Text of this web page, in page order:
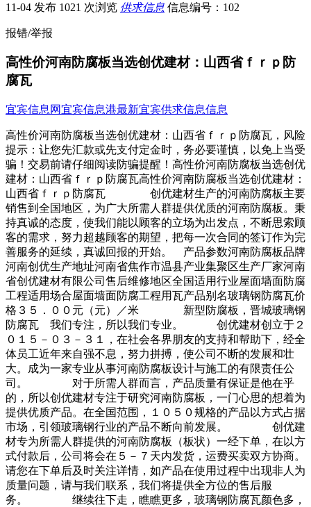
11-04 发布 1021 次浏览 供求信息 信息编号：102
报错/举报
高性价河南防腐板当选创优建材：山西省ｆｒｐ防
腐瓦
宜宾信息网宜宾信息港最新宜宾供求信息信息
高性价河南防腐板当选创优建材：山西省ｆｒｐ防腐瓦，风险
提示：让您先汇款或先支付定金时，务必要谨慎，以免上当受
骗！交易前请仔细阅读防骗提醒！高性价河南防腐板当选创优
建材：山西省ｆｒｐ防腐瓦高性价河南防腐板当选创优建材：
山西省ｆｒｐ防腐瓦 创优建材生产的河南防腐板主要
销售到全国地区，为广大所需人群提供优质的河南防腐板。秉
持真诚的态度，使我们能以顾客的立场为出发点，不断思索顾
客的需求，努力超越顾客的期望，把每一次合同的签订作为完
善服务的延续，真诚回报的开始。 产品参数河南防腐板品牌
河南创优生产地址河南省焦作市温县产业集聚区生产厂家河南
省创优建材有限公司售后维修地区全国适用行业屋面墙面防腐
工程适用场合屋面墙面防腐工程用瓦产品别名玻璃钢防腐瓦价
格３５．００元（元）／米 新型防腐板，晋城玻璃钢
防腐瓦 我们专注，所以我们专业。 创优建材创立于２
０１５－０３－３１，在社会各界朋友的支持和帮助下，经全
体员工近年来自强不息，努力拼搏，使公司不断的发展和壮
大。成为一家专业从事河南防腐板设计与施工的有限责任公
司。 对于所需人群而言，产品质量有保证是他在乎
的，所以创优建材专注于研究河南防腐板，一门心思的想着为
提供优质产品。在全国范围，１０５０规格的产品以方式占据
市场，引领玻璃钢行业的产品不断向前发展。 创优建
材专为所需人群提供的河南防腐板（板状）一经下单，在以方
式付款后，公司将会在５－７天内发货，运费买卖双方协商。
请您在下单后及时关注详情，如产品在使用过程中出现非人为
质量问题，请与我们联系，我们将提供全方位的售后服
务。 继续往下走，瞧瞧更多，玻璃钢防腐瓦颜色多，